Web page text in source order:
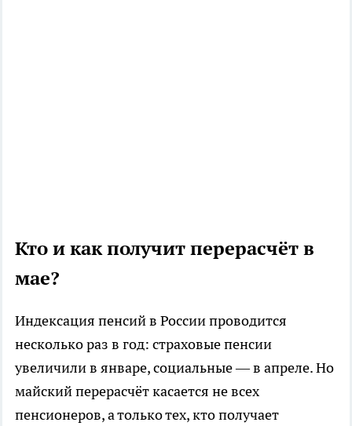
Кто и как получит перерасчёт в
мае?
Индексация пенсий в России проводится
несколько раз в год: страховые пенсии
увеличили в январе, социальные — в апреле. Но
майский перерасчёт касается не всех
пенсионеров, а только тех, кто получает